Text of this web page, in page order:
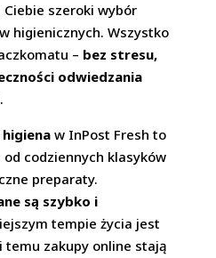
Ciebie szeroki wybór
higienicznych. Wszystko
– bez stresu,
odwiedzania
.
w InPost Fresh to
codziennych klasyków
preparaty.
są szybko i
tempie życia jest
temu zakupy online stają